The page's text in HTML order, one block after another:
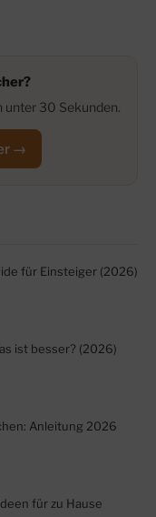
unter 30 Sekunden.
→
für Einsteiger (2026)
ist besser? (2026)
Anleitung 2026
für zu Hause